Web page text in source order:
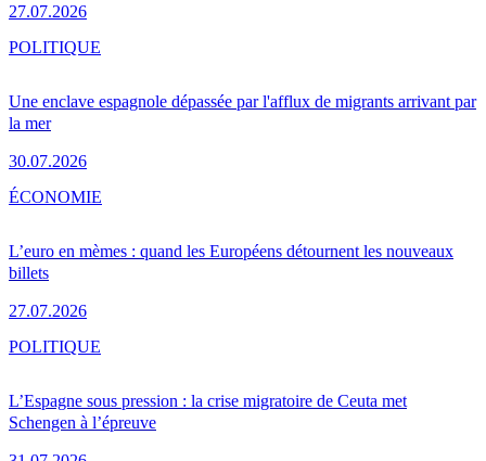
27.07.2026
Une enclave espagnole dépassée par l'afflux de migrants arrivant par
la mer
30.07.2026
POLITIQUE
L’euro en mèmes : quand les Européens détournent les nouveaux
billets
27.07.2026
ÉCONOMIE
L’Espagne sous pression : la crise migratoire de Ceuta met
Schengen à l’épreuve
POLITIQUE